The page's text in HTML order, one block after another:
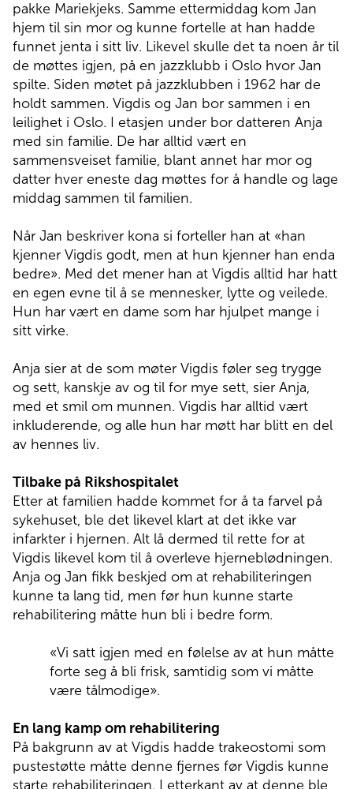
pakke Mariekjeks. Samme ettermiddag kom Jan
hjem til sin mor og kunne fortelle at han hadde
funnet jenta i sitt liv. Likevel skulle det ta noen år til
de møttes igjen, på en jazzklubb i Oslo hvor Jan
spilte. Siden møtet på jazzklubben i 1962 har de
holdt sammen. Vigdis og Jan bor sammen i en
leilighet i Oslo. I etasjen under bor datteren Anja
med sin familie. De har alltid vært en
sammensveiset familie, blant annet har mor og
datter hver eneste dag møttes for å handle og lage
middag sammen til familien.
Når Jan beskriver kona si forteller han at «han
kjenner Vigdis godt, men at hun kjenner han enda
bedre». Med det mener han at Vigdis alltid har hatt
en egen evne til å se mennesker, lytte og veilede.
Hun har vært en dame som har hjulpet mange i
sitt virke.
Anja sier at de som møter Vigdis føler seg trygge
og sett, kanskje av og til for mye sett, sier Anja,
med et smil om munnen. Vigdis har alltid vært
inkluderende, og alle hun har møtt har blitt en del
av hennes liv.
Tilbake på Rikshospitalet
Etter at familien hadde kommet for å ta farvel på
sykehuset, ble det likevel klart at det ikke var
infarkter i hjernen. Alt lå dermed til rette for at
Vigdis likevel kom til å overleve hjerneblødningen.
Anja og Jan fikk beskjed om at rehabiliteringen
kunne ta lang tid, men før hun kunne starte
rehabilitering måtte hun bli i bedre form.
«Vi satt igjen med en følelse av at hun måtte
forte seg å bli frisk, samtidig som vi måtte
være tålmodige».
En lang kamp om rehabilitering
På bakgrunn av at Vigdis hadde trakeostomi som
pustestøtte måtte denne fjernes før Vigdis kunne
starte rehabiliteringen. I etterkant av at denne ble